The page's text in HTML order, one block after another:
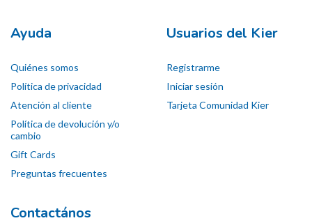
Ayuda
Quiénes somos
Política de privacidad
Atención al cliente
Política de devolución y/o
cambio
Gift Cards
Preguntas frecuentes
Usuarios del Kier
Registrarme
Iniciar sesión
Tarjeta Comunidad Kier
Contactános